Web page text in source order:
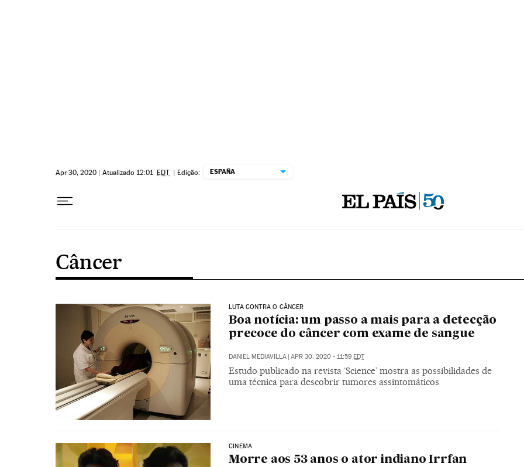
Apr 30, 2020 | Atualizado 12:01 EDT | Edição: ESPAÑA
Câncer
LUTA CONTRA O CÂNCER
Boa notícia: um passo a mais para a detecção
precoce do câncer com exame de sangue
DANIEL MEDIAVILLA | APR 30, 2020 - 11:59 EDT
Estudo publicado na revista ‘Science’ mostra as possibilidades de
uma técnica para descobrir tumores assintomáticos
CINEMA
Morre aos 53 anos o ator indiano Irrfan